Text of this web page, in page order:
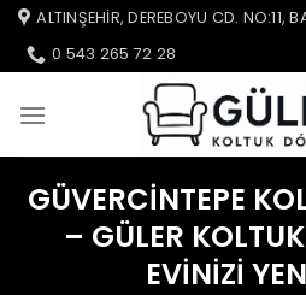
İçeriğe
atla
ALTINŞEHIR, DEREBOYU CD. NO:11,
0 543 265 72 28
GÜVERCINTEPE
– GÜLER
EVINIZI